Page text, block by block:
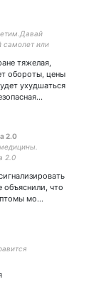
самолет или
тяжелая,
обороты, цены
ухудшаться
2.0
2.0
объяснили, что
мо…